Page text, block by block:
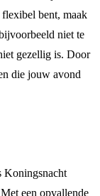
flexibel bent, maak
niet te
gezellig is. Door
die jouw avond
Koningsnacht
een opvallende